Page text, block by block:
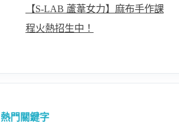
【S-LAB 蘆葦女力】麻布手作課
程火熱招生中！
熱門關鍵字